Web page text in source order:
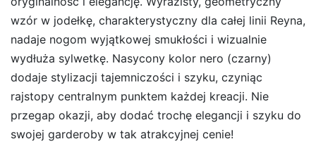
wzór w jodełkę, charakterystyczny dla całej linii Reyna,
nadaje nogom wyjątkowej smukłości i wizualnie
wydłuża sylwetkę. Nasycony kolor nero (czarny)
dodaje stylizacji tajemniczości i szyku, czyniąc
rajstopy centralnym punktem każdej kreacji. Nie
przegap okazji, aby dodać trochę elegancji i szyku do
swojej garderoby w tak atrakcyjnej cenie!